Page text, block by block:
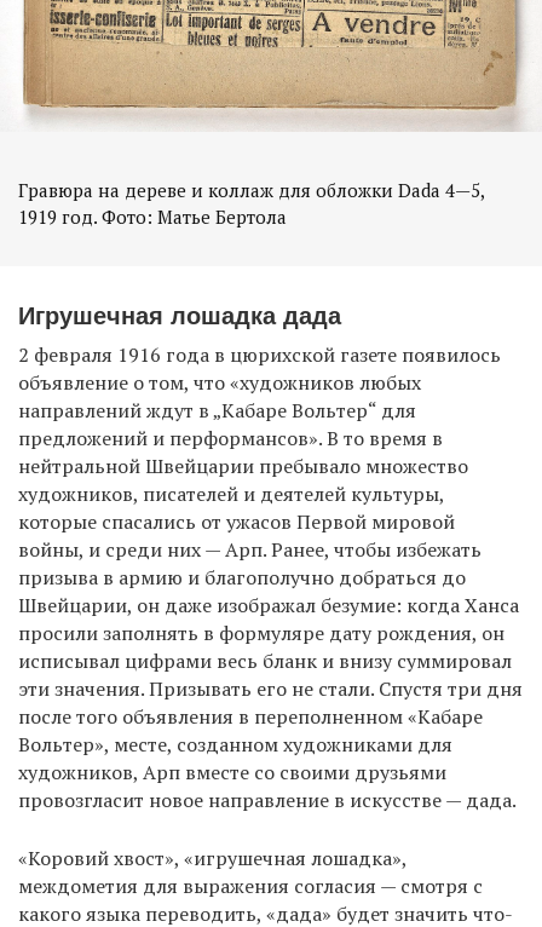
Гравюра на дереве и коллаж для обложки Dada 4—5,
Игрушечная лошадка дада
2 февраля 1916 года в цюрихской газете появилось
объявление о том, что «художников любых
направлений ждут в „Кабаре Вольтер“ для
предложений и перформансов». В то время в
нейтральной Швейцарии пребывало множество
художников, писателей и деятелей культуры,
которые спасались от ужасов Первой мировой
войны, и среди них — Арп. Ранее, чтобы избежать
призыва в армию и благополучно добраться до
Швейцарии, он даже изображал безумие: когда Ханса
просили заполнять в формуляре дату рождения, он
исписывал цифрами весь бланк и внизу суммировал
эти значения. Призывать его не стали. Спустя три дня
после того объявления в переполненном «Кабаре
Вольтер», месте, созданном художниками для
художников, Арп вместе со своими друзьями
провозгласит новое направление в искусстве — дада.
«Коровий хвост», «игрушечная лошадка»,
междометия для выражения согласия — смотря с
какого языка переводить, «дада» будет значить что-